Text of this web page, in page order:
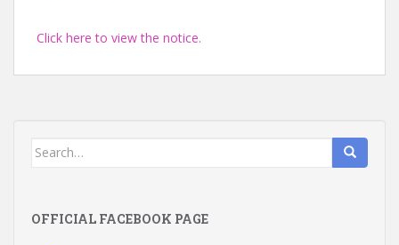
Click here to view the notice.
Search
OFFICIAL FACEBOOK PAGE